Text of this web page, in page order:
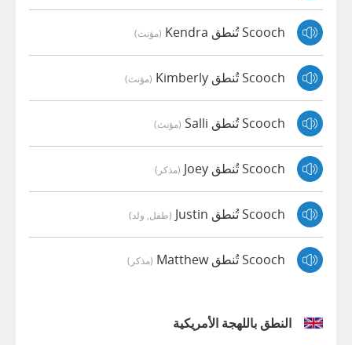
Scooch تُنطق Kendra (مؤنث)
Scooch تُنطق Kimberly (مؤنث)
Scooch تُنطق Salli (مؤنث)
Scooch تُنطق Joey (مذكر)
Scooch تُنطق Justin (طفل, ولد)
Scooch تُنطق Matthew (مذكر)
النطق باللهجة الأمريكية